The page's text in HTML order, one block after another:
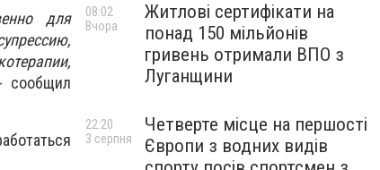
для
сообщил
Житлові сертифікати на
понад 150 мільйонів
гривень отримали ВПО з
Луганщини
08:02
Вчора
Четверте місце на першості
Європи з водних видів
22:20
3 серпня